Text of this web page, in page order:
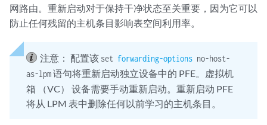
网路由。重新启动对于保持干净状态至关重要，因为它可以
防止任何残留的主机条目影响表空间利用率。
注意： 配置该 set forwarding-options no-host-
as-lpm语句将重新启动独立设备中的 PFE。虚拟机
箱 （VC） 设备需要手动重新启动。重新启动 PFE
将从 LPM 表中删除任何以前学习的主机条目。